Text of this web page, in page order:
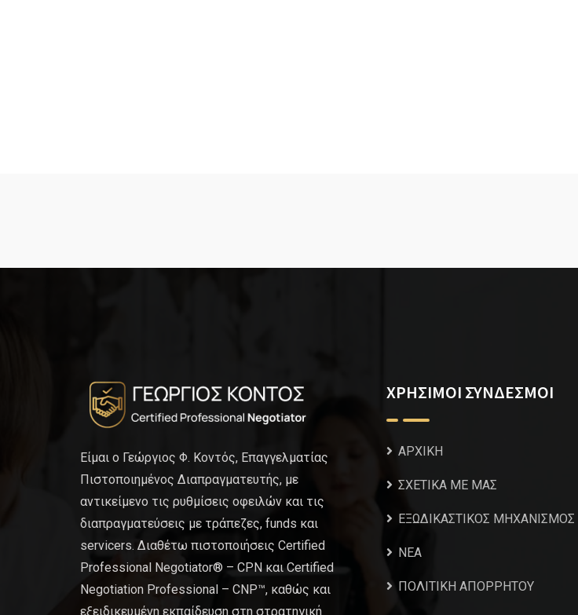
Είμαι ο Γεώργιος Φ. Κοντός, Επαγγελματίας
Πιστοποιημένος Διαπραγματευτής, με
αντικείμενο τις ρυθμίσεις οφειλών και τις
διαπραγματεύσεις με τράπεζες, funds και
servicers. Διαθέτω πιστοποιήσεις Certified
Professional Negotiator® – CPN και Certified
Negotiation Professional – CNP™, καθώς και
εξειδικευμένη εκπαίδευση στη στρατηγική
ΧΡΗΣΙΜΟΙ ΣΥΝΔΕΣΜΟΙ
ΑΡΧΙΚΗ
ΣΧΕΤΙΚΑ ΜΕ ΜΑΣ
ΕΞΩΔΙΚΑΣΤΙΚΟΣ
NEA
ΠΟΛΙΤΙΚΗ ΑΠΟΡΡΗΤΟΥ